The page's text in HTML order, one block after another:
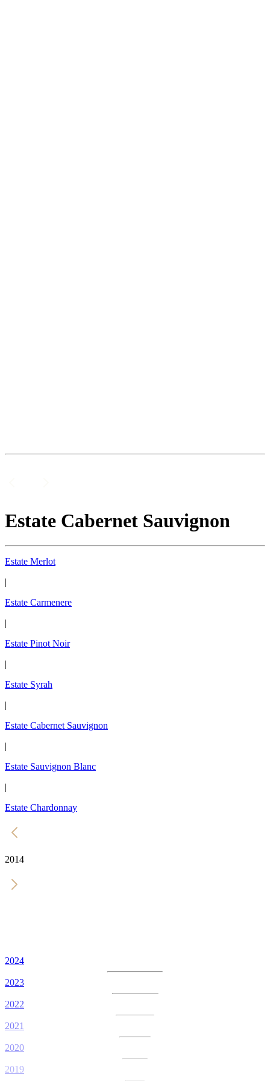
Estate Cabernet Sauvignon
Estate Merlot
|
Estate Carmenere
|
Estate Pinot Noir
|
Estate Syrah
|
Estate Cabernet Sauvignon
|
Estate Sauvignon Blanc
|
Estate Chardonnay
2014
2024
2023
2022
2021
2020
2019